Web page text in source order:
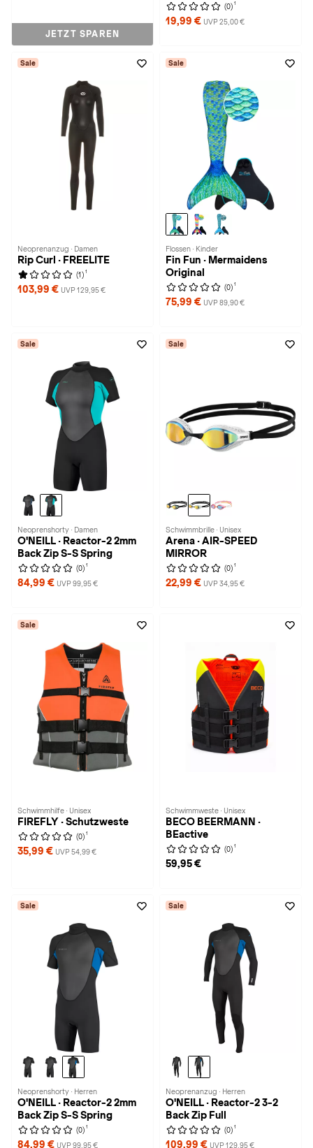
JETZT SPAREN
(0) 1
19,99 € UVP 25,00 €
Sale
Neoprenanzug · Damen
Rip Curl · FREELITE
(1) 1
103,99 € UVP 129,95 €
Sale
Flossen · Kinder
Fin Fun · Mermaidens
Original
(0) 1
75,99 € UVP 89,90 €
Sale
Neoprenshorty · Damen
O'NEILL · Reactor-2 2mm
Back Zip S-S Spring
(0) 1
84,99 € UVP 99,95 €
Sale
Schwimmbrille · Unisex
Arena · AIR-SPEED
MIRROR
(0) 1
22,99 € UVP 34,95 €
Sale
Schwimmhilfe · Unisex
FIREFLY · Schutzweste
(0) 1
35,99 € UVP 54,99 €
Schwimmweste · Unisex
BECO BEERMANN ·
BEactive
(0) 1
59,95 €
Sale
Neoprenshorty · Herren
O'NEILL · Reactor-2 2mm
Back Zip S-S Spring
(0) 1
84,99 € UVP 99,95 €
Sale
Neoprenanzug · Herren
O'NEILL · Reactor-2 3-2
Back Zip Full
(0) 1
109,99 € UVP 129,95 €